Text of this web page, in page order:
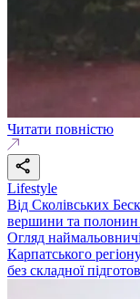
Читати повністю
Lifestyle
Від Сколівських
вершини та
Огляд
Карпатського
без складної